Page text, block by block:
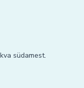
südamest.